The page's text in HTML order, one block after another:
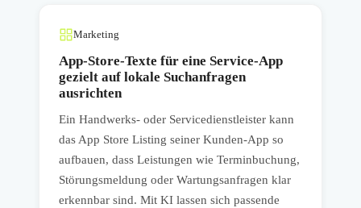
Marketing
App-Store-Texte für eine Service-App
gezielt auf lokale Suchanfragen
ausrichten
Ein Handwerks- oder Servicedienstleister kann
das App Store Listing seiner Kunden-App so
aufbauen, dass Leistungen wie Terminbuchung,
Störungsmeldung oder Wartungsanfragen klar
erkennbar sind. Mit KI lassen sich passende